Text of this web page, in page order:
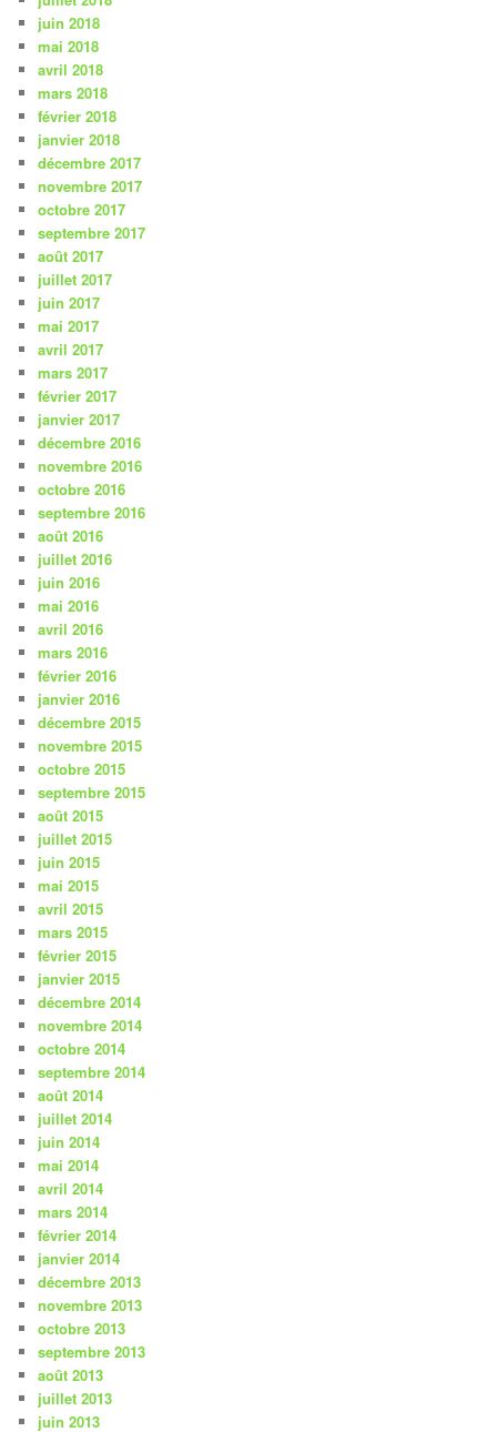
juin 2018
mai 2018
avril 2018
mars 2018
février 2018
janvier 2018
décembre 2017
novembre 2017
octobre 2017
septembre 2017
août 2017
juillet 2017
juin 2017
mai 2017
avril 2017
mars 2017
février 2017
janvier 2017
décembre 2016
novembre 2016
octobre 2016
septembre 2016
août 2016
juillet 2016
juin 2016
mai 2016
avril 2016
mars 2016
février 2016
janvier 2016
décembre 2015
novembre 2015
octobre 2015
septembre 2015
août 2015
juillet 2015
juin 2015
mai 2015
avril 2015
mars 2015
février 2015
janvier 2015
décembre 2014
novembre 2014
octobre 2014
septembre 2014
août 2014
juillet 2014
juin 2014
mai 2014
avril 2014
mars 2014
février 2014
janvier 2014
décembre 2013
novembre 2013
octobre 2013
septembre 2013
août 2013
juillet 2013
juin 2013